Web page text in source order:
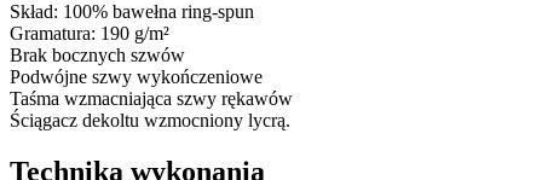
Skład: 100% bawełna ring-spun
Gramatura: 190 g/m²
Brak bocznych szwów
Podwójne szwy wykończeniowe
Taśma wzmacniająca szwy rękawów
Ściągacz dekoltu wzmocniony lycrą.
Technika wykonania